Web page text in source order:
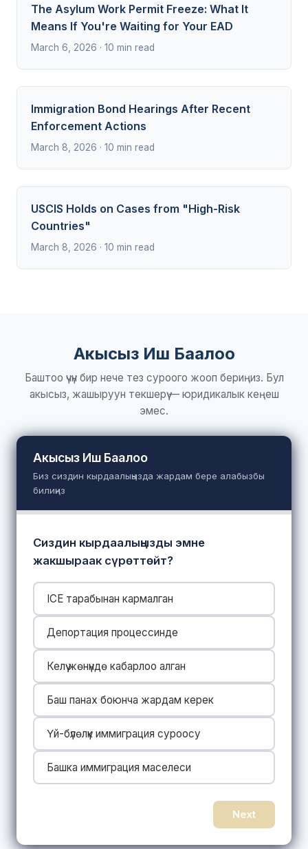
The Asylum Work Permit Freeze: What It
Means If You're Waiting for Your EAD
March 6, 2026 · 10 min read
Immigration Bond Hearings After Recent
Enforcement Actions
March 8, 2026 · 10 min read
USCIS Holds on Cases from "High-Risk
Countries"
March 8, 2026 · 10 min read
Акысыз Иш Баалоо
Баштоо үчүн бир нече тез суроого жооп бериңиз. Бул
акысыз, жашыруун текшерүү — юридикалык кеңеш
эмес.
Акысыз Иш Баалоо
Биз сиздин кырдаалыңызда жардам бере алабызбы
билиңиз
Сиздин кырдаалыңызды эмне
жакшыраак сүрөттөйт?
ICE тарабынан кармалган
Депортация процессинде
Келүү жөнүндө кабарлоо алган
Баш панах боюнча жардам керек
Үй-бүлөлүк иммиграция суроосу
Башка иммиграция маселеси
Next